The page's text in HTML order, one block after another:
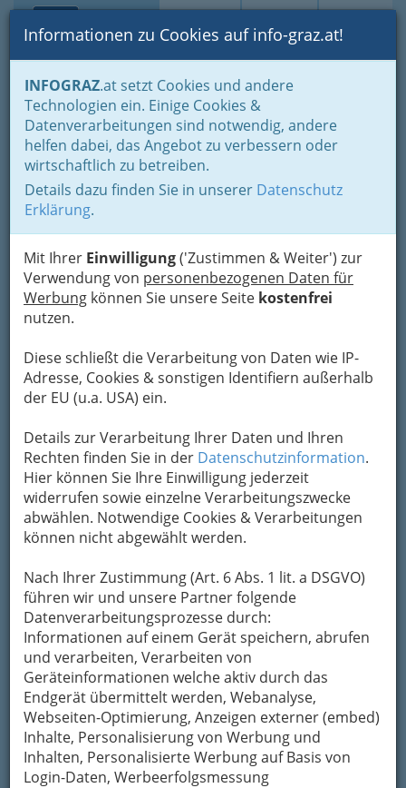
Suche Login Toggle
Informationen zu Cookies auf info-graz.at!
INFOGRAZ.at setzt Cookies und andere
Technologien ein. Einige Cookies &
Datenverarbeitungen sind notwendig, andere
helfen dabei, das Angebot zu verbessern oder
wirtschaftlich zu betreiben.
Details dazu finden Sie in unserer Datenschutz
Erklärung.
Mit Ihrer Einwilligung('Zustimmen & Weiter') zur
Verwendung von personenbezogenen Daten für
Werbung können Sie unsere Seite kostenfrei
nutzen.
Diese schließt die Verarbeitung von Daten wie IP-
Adresse, Cookies & sonstigen Identifiern außerhalb
der EU (u.a. USA) ein.
Details zur Verarbeitung Ihrer Daten und Ihren
Rechten finden Sie in der Datenschutzinformation.
Hier können Sie Ihre Einwilligung jederzeit
widerrufen sowie einzelne Verarbeitungszwecke
abwählen. Notwendige Cookies & Verarbeitungen
können nicht abgewählt werden.
Nach Ihrer Zustimmung (Art. 6 Abs. 1 lit. a DSGVO)
führen wir und unsere Partner folgende
Datenverarbeitungsprozesse durch:
Informationen auf einem Gerät speichern, abrufen
und verarbeiten, Verarbeiten von
Geräteinformationen welche aktiv durch das
Endgerät übermittelt werden, Webanalyse,
Webseiten-Optimierung, Anzeigen externer (embed)
Inhalte, Personalisierung von Werbung und
Inhalten, Personalisierte Werbung auf Basis von
Login-Daten, Werbeerfolgsmessung
Home Branchen
Kleiderfabrik Hans Wilhelm
Fürst - Loden Fürst
Grieskai 58, 8020 Graz
+43 316 712 467
Karte
Kontaktaufnahme
Um die Info-Graz Firmenvor Spam-Mails zu
bewahren, verwenden wir an dieser Stelle zur
Übermittlung Ihrer Nachricht ein sicheres
Formular. Ihre Nachricht wird nach dem
Absenden umgehend per Mail an das
Unternehmen Kleiderfabrik Hans Wilhelm Fürst -
Mein Name
Meine Email Adresse
Mein Betreff